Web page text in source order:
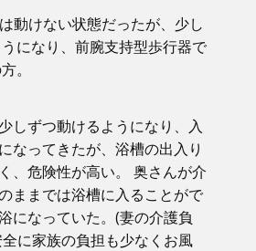
動けない状態だったが、少し
になり、前腕支持型歩行器で
。
しずつ動けるようになり、入
なってきたが、浴槽の出入り
、危険性が高い。 奥さんが介
ままでは浴槽に入ることがで
になっていた。(妻の介護負
に家族の負担も少なくお風